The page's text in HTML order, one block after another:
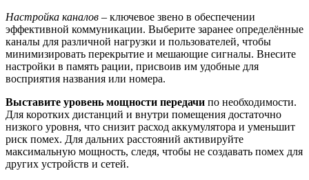
Настройка каналов – ключевое звено в обеспечении
эффективной коммуникации. Выберите заранее определённые
каналы для различной нагрузки и пользователей, чтобы
минимизировать перекрытие и мешающие сигналы. Внесите
настройки в память рации, присвоив им удобные для
восприятия названия или номера.
Выставите уровень мощности передачи по необходимости.
Для коротких дистанций и внутри помещения достаточно
низкого уровня, что снизит расход аккумулятора и уменьшит
риск помех. Для дальних расстояний активируйте
максимальную мощность, следя, чтобы не создавать помех для
других устройств и сетей.